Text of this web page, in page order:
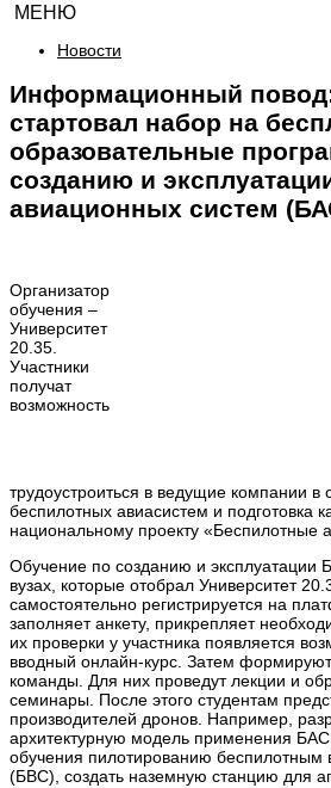
МЕНЮ
Новости
Информационный
стартовал набор на
образовательные
созданию и
авиационных систем
Организатор
обучения –
Университет
20.35.
Участники
получат
возможность
трудоустроиться в ведущие компании
беспилотных авиасистем и подготовка
национальному проекту «Беспилотные
Обучение по созданию и эксплуатации
вузах, которые отобрал Университет
самостоятельно регистрируется на
заполняет анкету, прикрепляет
их проверки у участника появляется
вводный онлайн-курс. Затем
команды. Для них проведут лекции и
семинары. После этого студентам
производителей дронов. Например,
архитектурную модель применения
обучения пилотированию
(БВС), создать наземную станцию для